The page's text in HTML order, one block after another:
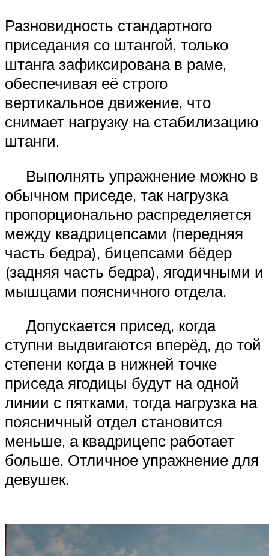
Разновидность стандартного
приседания со штангой, только
штанга зафиксирована в раме,
обеспечивая её строго
вертикальное движение, что
снимает нагрузку на стабилизацию
штанги.
Выполнять упражнение можно в
обычном приседе, так нагрузка
пропорционально распределяется
между квадрицепсами (передняя
часть бедра), бицепсами бёдер
(задняя часть бедра), ягодичными и
мышцами поясничного отдела.
Допускается присед, когда
ступни выдвигаются вперёд, до той
степени когда в нижней точке
приседа ягодицы будут на одной
линии с пятками, тогда нагрузка на
поясничный отдел становится
меньше, а квадрицепс работает
больше. Отличное упражнение для
девушек.